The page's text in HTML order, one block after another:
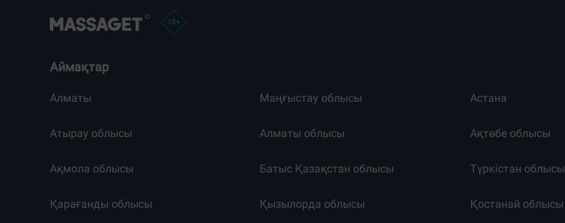
Аймақтар
Алматы Маңғыстау облысы Астана
Атырау облысы Алматы облысы Ақтөбе облысы
Ақмола облысы Батыс Қазақстан облысы Түркістан облысы
Қарағанды облысы Қызылорда облысы Қостанай облысы